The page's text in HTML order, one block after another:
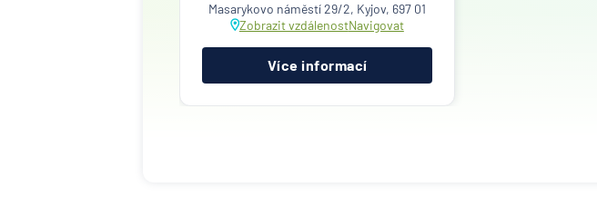
Masarykovo náměstí 29/2, Kyjov, 697 01
Zobrazit vzdálenostNavigovat
Více informací